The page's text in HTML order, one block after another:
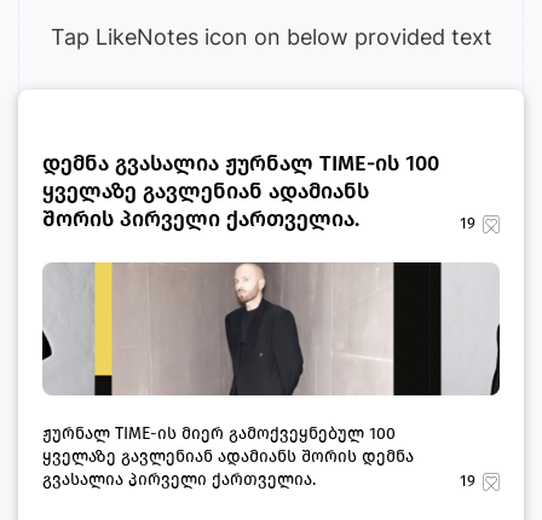
Tap LikeNotes icon on below provided text
დემნა გვასალია ჟურნალ TIME-ის 100
ყველაზე გავლენიან ადამიანს
შორის პირველი ქართველია.
19
ჟურნალ TIME-ის მიერ გამოქვეყნებულ 100
ყველაზე გავლენიან ადამიანს შორის დემნა
გვასალია პირველი ქართველია.
19